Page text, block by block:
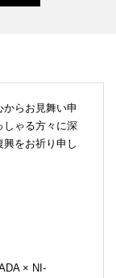
らお見舞い申
しゃる方々に深
興をお祈り申し
× NI-